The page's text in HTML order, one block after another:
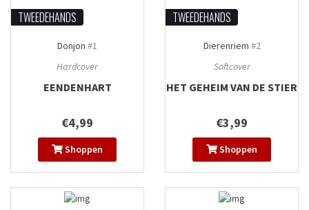
TWEEDEHANDS
Donjon #1
Hardcover
EENDENHART
€4,99
Shoppen
TWEEDEHANDS
Dierenriem #2
Softcover
HET GEHEIM VAN DE STIER
€3,99
Shoppen